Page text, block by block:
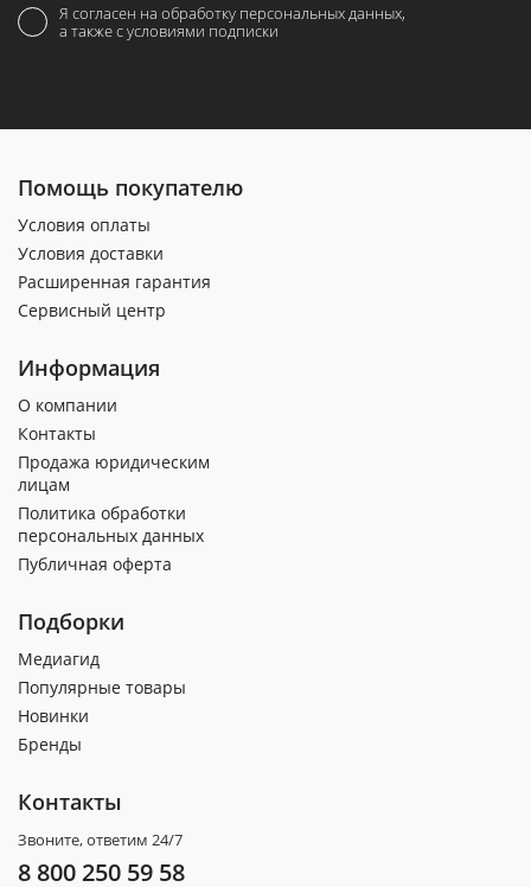
Я согласен на обработку персональных данных,
а также с условиями подписки
Помощь покупателю
Условия оплаты
Условия доставки
Расширенная гарантия
Сервисный центр
Информация
О компании
Контакты
Продажа юридическим
лицам
Политика обработки
персональных данных
Публичная оферта
Подборки
Медиагид
Популярные товары
Новинки
Бренды
Контакты
Звоните, ответим 24/7
8 800 250 59 58